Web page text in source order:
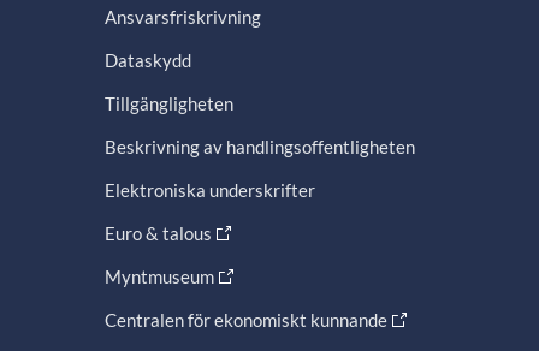
Ansvarsfriskrivning
Dataskydd
Tillgängligheten
Beskrivning av handlingsoffentligheten
Elektroniska underskrifter
Euro & talous
Myntmuseum
Centralen för ekonomiskt kunnande